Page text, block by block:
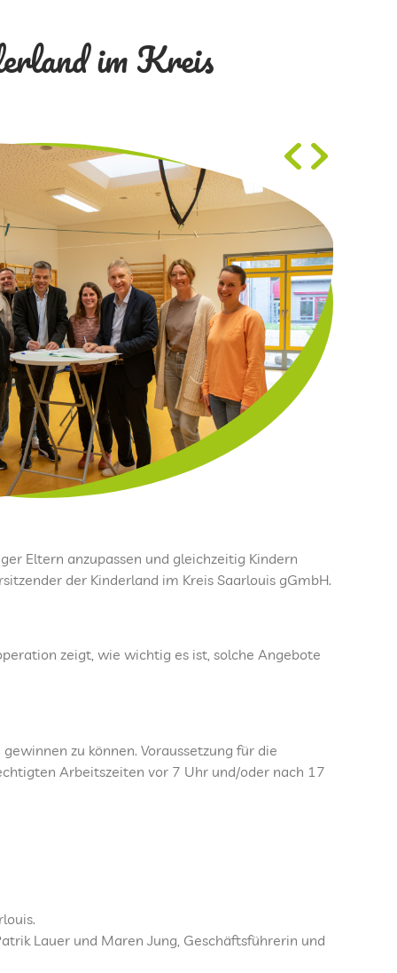
im Kreis
Eltern anzupassen und gleichzeitig Kindern
der Kinderland im Kreis Saarlouis gGmbH.
zeigt, wie wichtig es ist, solche Angebote
zu können. Voraussetzung für die
Arbeitszeiten vor 7 Uhr und/oder nach 17
Lauer und Maren Jung, Geschäftsführerin und